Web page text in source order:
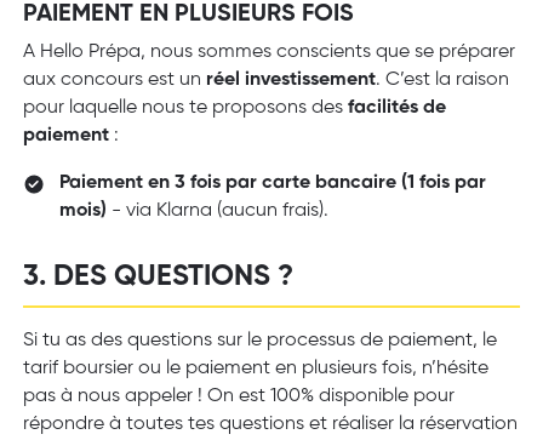
PAIEMENT EN PLUSIEURS FOIS
A Hello Prépa, nous sommes conscients que se préparer
aux concours est un réel investissement. C’est la raison
pour laquelle nous te proposons desfacilités de
paiement :
Paiement en 3 fois par carte bancaire (1 fois par
mois) - via Klarna (aucun frais).
3. DES QUESTIONS ?
Si tu as des questions sur le processus de paiement, le
tarif boursier ou le paiement en plusieurs fois, n’hésite
pas à nous appeler ! On est 100% disponible pour
répondre à toutes tes questions et réaliser la réservation